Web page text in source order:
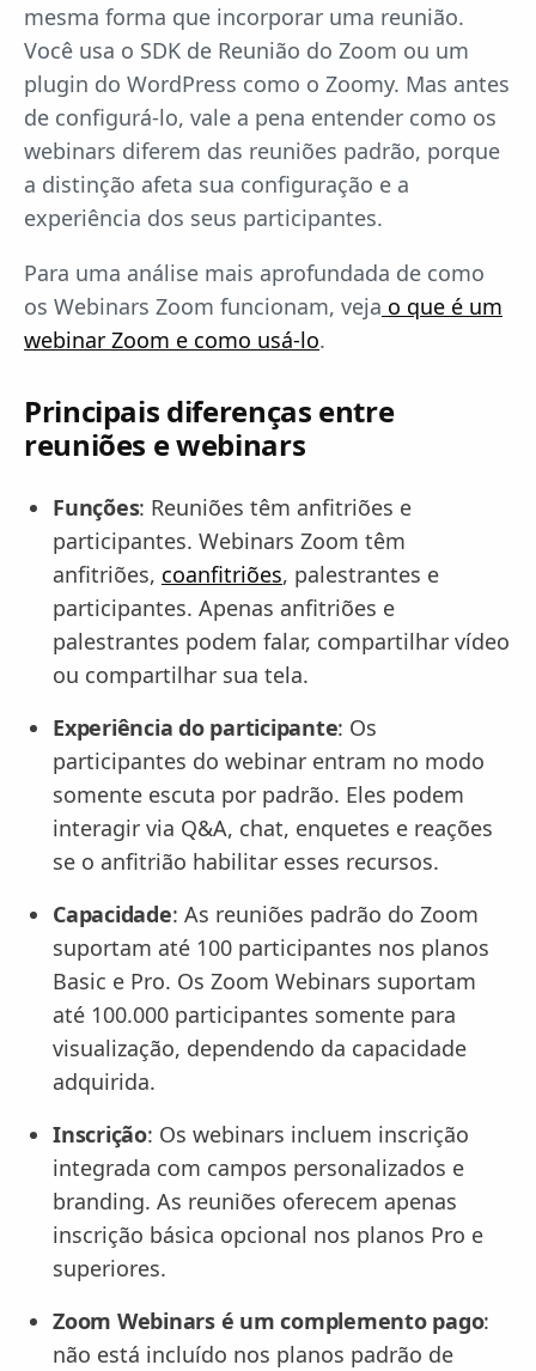
mesma forma que incorporar uma reunião.
Você usa o SDK de Reunião do Zoom ou um
plugin do WordPress como o Zoomy. Mas antes
de configurá-lo, vale a pena entender como os
webinars diferem das reuniões padrão, porque
a distinção afeta sua configuração e a
experiência dos seus participantes.
Para uma análise mais aprofundada de como
os Webinars Zoom funcionam, veja o que é um
webinar Zoom e como usá-lo.
Principais diferenças entre
reuniões e webinars
Funções: Reuniões têm anfitriões e
participantes. Webinars Zoom têm
anfitriões, coanfitriões, palestrantes e
participantes. Apenas anfitriões e
palestrantes podem falar, compartilhar vídeo
ou compartilhar sua tela.
Experiência do participante: Os
participantes do webinar entram no modo
somente escuta por padrão. Eles podem
interagir via Q&A, chat, enquetes e reações
se o anfitrião habilitar esses recursos.
Capacidade: As reuniões padrão do Zoom
suportam até 100 participantes nos planos
Basic e Pro. Os Zoom Webinars suportam
até 100.000 participantes somente para
visualização, dependendo da capacidade
adquirida.
Inscrição: Os webinars incluem inscrição
integrada com campos personalizados e
branding. As reuniões oferecem apenas
inscrição básica opcional nos planos Pro e
superiores.
Zoom Webinars é um complemento pago:
não está incluído nos planos padrão de